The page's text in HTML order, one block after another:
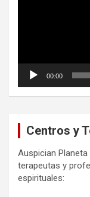
00:00
Centros y
Auspician
terapeutas y
espirituales: